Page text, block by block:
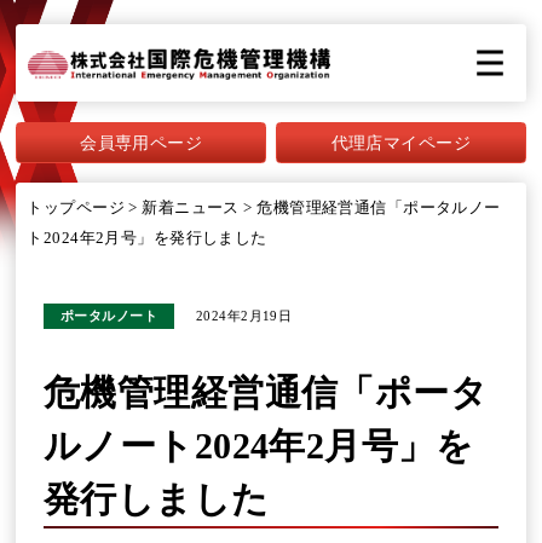
会員専用ページ 代理店マイページ
トップページ > 新着ニュース >危機管理経営通信「ポータルノー
ト2024年2月号」を発行しました
ポータルノート 2024年2月19日
危機管理経営通信「ポータ
ルノート2024年2月号」を
発行しました